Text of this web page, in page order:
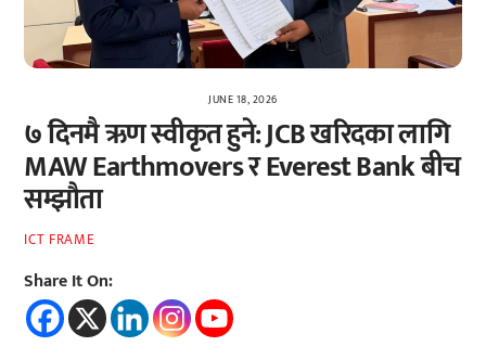
JUNE 18, 2026
७ दिनमै ऋण स्वीकृत हुने: JCB खरिदका लागि
MAW Earthmovers र Everest Bank बीच
सम्झौता
ICT FRAME
Share It On: